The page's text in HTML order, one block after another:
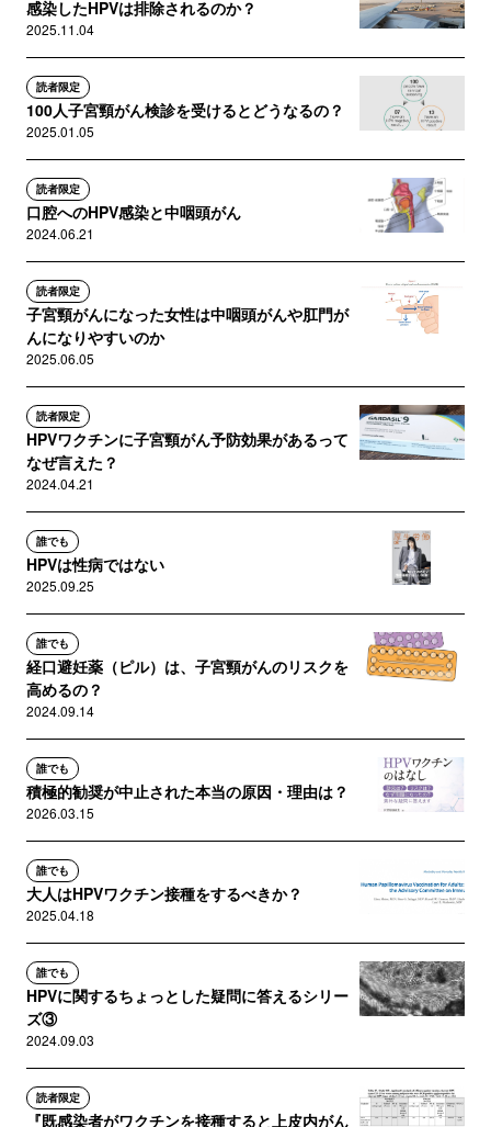
感染したHPVは排除されるのか？
2025.11.04
読者限定
100人子宮頸がん検診を受けるとどうなるの？
2025.01.05
読者限定
口腔へのHPV感染と中咽頭がん
2024.06.21
読者限定
子宮頸がんになった女性は中咽頭がんや肛門が
んになりやすいのか
2025.06.05
読者限定
HPVワクチンに子宮頸がん予防効果があるって
なぜ言えた？
2024.04.21
誰でも
HPVは性病ではない
2025.09.25
誰でも
経口避妊薬（ピル）は、子宮頸がんのリスクを
高めるの？
2024.09.14
誰でも
積極的勧奨が中止された本当の原因・理由は？
2026.03.15
誰でも
大人はHPVワクチン接種をするべきか？
2025.04.18
誰でも
HPVに関するちょっとした疑問に答えるシリー
ズ③
2024.09.03
読者限定
『既感染者がワクチンを接種すると上皮内がん